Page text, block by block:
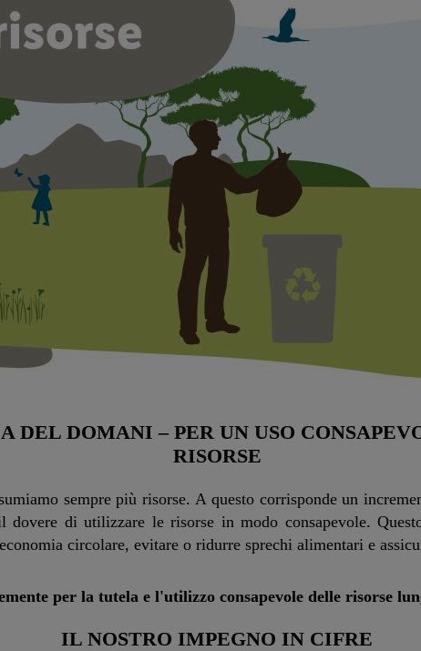
DEL DOMANI – PER UN USO
RISORSE
sempre più risorse. A questo corrisponde un
di utilizzare le risorse in modo consapevole.
circolare, evitare o ridurre sprechi alimentari e
per la tutela e l'utilizzo consapevole delle risorse
IL NOSTRO IMPEGNO IN CIFRE